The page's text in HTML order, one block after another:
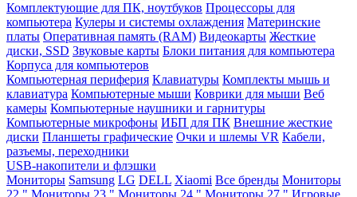
Комплектующие для ПК, ноутбуков Процессоры для
компьютера Кулеры и системы охлаждения Материнские
платы Оперативная память (RAM) Видеокарты Жесткие
диски, SSD Звуковые карты Блоки питания для компьютера
Корпуса для компьютеров
Компьютерная периферия Клавиатуры Комплекты мышь и
клавиатура Компьютерные мыши Коврики для мыши Веб
камеры Компьютерные наушники и гарнитуры
Компьютерные микрофоны ИБП для ПК Внешние жесткие
диски Планшеты графические Очки и шлемы VR Кабели,
разъемы, переходники
USB-накопители и флэшки
Мониторы Samsung LG DELL Xiaomi Все бренды Мониторы
22 " Мониторы 23 " Мониторы 24 " Мониторы 27 " Игровые